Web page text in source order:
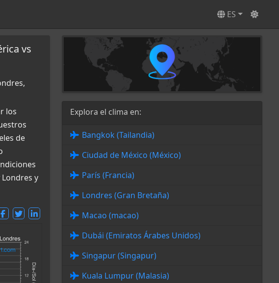
ES
vs
los
de
y
Explora el clima en:
Bangkok (Tailandia)
Ciudad de México (México)
París (Francia)
Londres (Gran Bretaña)
Macao (macao)
Dubái (Emiratos Árabes Unidos)
Singapur (Singapur)
Kuala Lumpur (Malasia)